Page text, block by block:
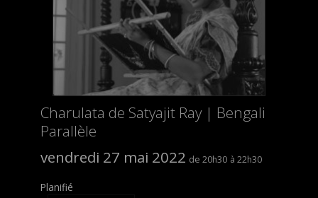
Charulata de Satyajit Ray | Bengali
Parallèle
vendredi 27 mai 2022
20h30 22h30
Planifié